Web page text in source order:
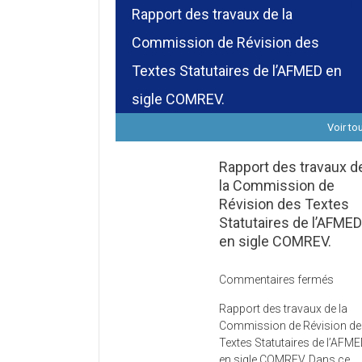
Rapport des travaux de la
Commission de Révision des
Textes Statutaires de l’AFMED en
sigle COMREV.
Voir
Rapport des travaux
la Commission de
Révision des Textes
Statutaires de l’AFMED
en sigle COMREV.
Commentaires fermés
des
de
Rapport des travaux de la
Commission de Révision
Textes Statutaires de
en sigle COMREV. Dans ce